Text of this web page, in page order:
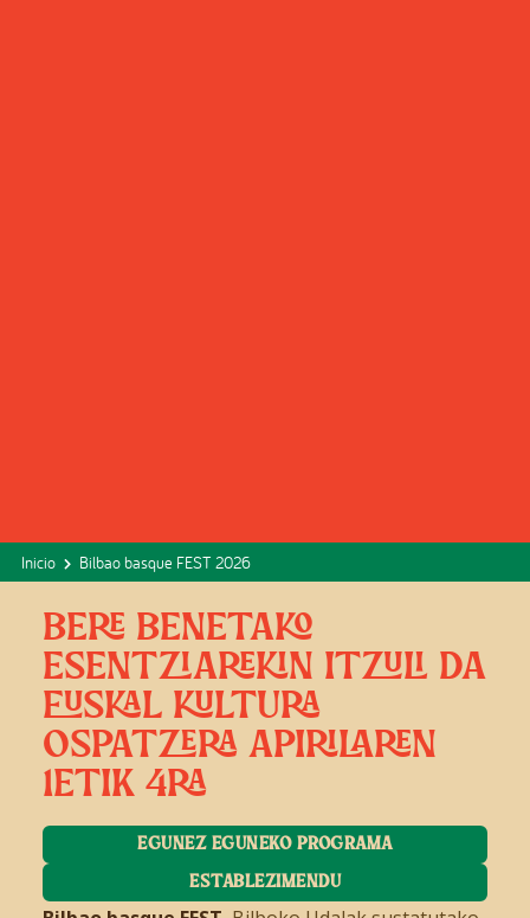
Inicio Bilbao basque FEST 2026
BERE BENETAKO
ESENTZIAREKIN ITZULI DA
EUSKAL KULTURA
OSPATZERA APIRILAREN
1ETIK 4RA
EGUNEZ EGUNEKO PROGRAMA
ESTABLEZIMENDU